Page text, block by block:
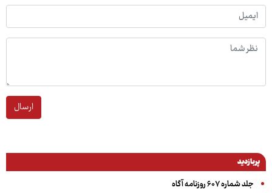
ارسال
پربازدید
جلد شماره ۶۰۷ روزنامه آگاه